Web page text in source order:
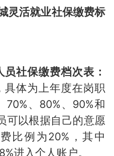
活就业社保缴费标
社保缴费档次表：
具体为上年度在岗职
、80%、90%和
可以根据自己的意愿
比例为20%，其中
进入个人账户。